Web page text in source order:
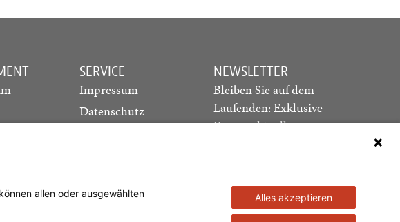
Abo
SERVICE
Impressum
Datenschutz
NEWSLETTER
Bleiben Sie auf dem
Laufenden: Exklusive
Essays, aktuelle
Newsletter abonnieren
allen oder ausgewählten
Alles akzeptieren